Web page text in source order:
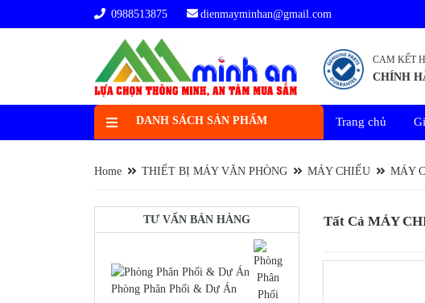
0988513875 dienmayminhan@gmail.com
CAM KẾT
CHÍNH
Trang chủ
DANH SÁCH SẢN PHẨM
Home THIẾT BỊ MÁY VĂN PHÒNG MÁY CHIẾU MÁY
Tất Cả MÁY
TƯ VẤN BÁN HÀNG
Phòng Phân Phối & Dự Án